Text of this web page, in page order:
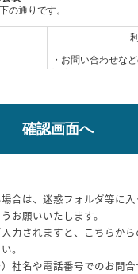
確認画面へ
合は、迷惑フォルダ等に
お願いいたします。
力されますと、こちらか
。
社名や電話番号でのお問